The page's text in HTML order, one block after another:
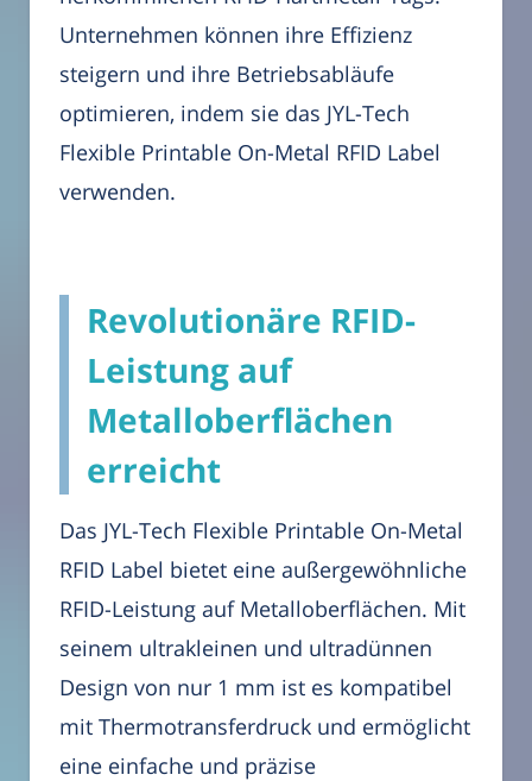
Unternehmen können ihre Effizienz
steigern und ihre Betriebsabläufe
optimieren, indem sie das JYL-Tech
Flexible Printable On-Metal RFID Label
verwenden.
Revolutionäre RFID-
Leistung auf
Metalloberflächen
erreicht
Das JYL-Tech Flexible Printable On-Metal
RFID Label bietet eine außergewöhnliche
RFID-Leistung auf Metalloberflächen. Mit
seinem ultrakleinen und ultradünnen
Design von nur 1 mm ist es kompatibel
mit Thermotransferdruck und ermöglicht
eine einfache und präzise